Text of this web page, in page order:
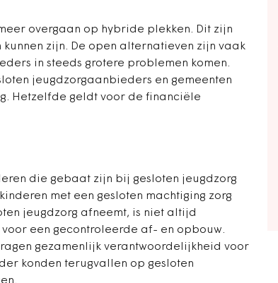
overgaan op hybride plekken. Dit zijn
zijn. De open alternatieven zijn vaak
in steeds grotere problemen komen.
jeugdzorgaanbieders en gemeenten
Hetzelfde geldt voor de financiële
die gebaat zijn bij gesloten jeugdzorg
met een gesloten machtiging zorg
jeugdzorg afneemt, is niet altijd
een gecontroleerde af- en opbouw.
gezamenlijk verantwoordelijkheid voor
konden terugvallen op gesloten